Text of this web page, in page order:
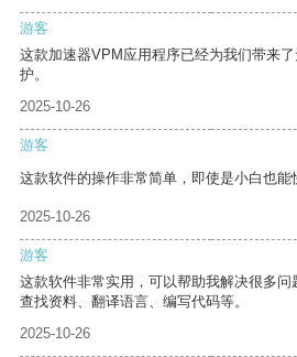
游客
这款加速器VPM应用程序已经为我们带来
护。
2025-10-26
游客
这款软件的操作非常简单，即使是小白也能
2025-10-26
游客
这款软件非常实用，可以帮助我解决很多
查找资料、翻译语言、编写代码等。
2025-10-26